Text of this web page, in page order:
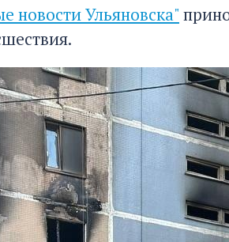
новости Ульяновска"